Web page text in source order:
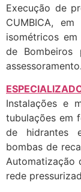
Execução de
CUMBICA,
isométricos
de Bombeiros
assessoramento.
Instalações e
tubulações em
de hidrantes
bombas de
Automatização
rede